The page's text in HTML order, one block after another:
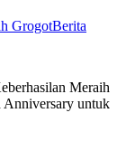
GrogotBerita
Meraih
untuk